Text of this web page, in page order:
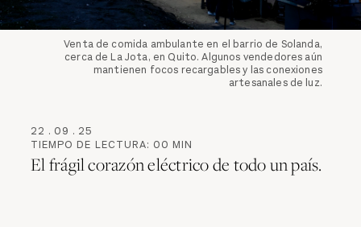
Venta de comida ambulante en el barrio de Solanda,
cerca de La Jota, en Quito. Algunos vendedores aún
mantienen focos recargables y las conexiones
artesanales de luz.
22 . 09 . 25
TIEMPO DE LECTURA: 00 MIN
El frágil corazón eléctrico de todo un país.